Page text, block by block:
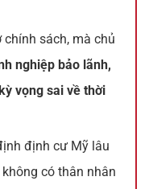
chính sách, mà chủ
nghiệp bảo lãnh,
vọng sai về thời
định cư Mỹ lâu
có thân nhân